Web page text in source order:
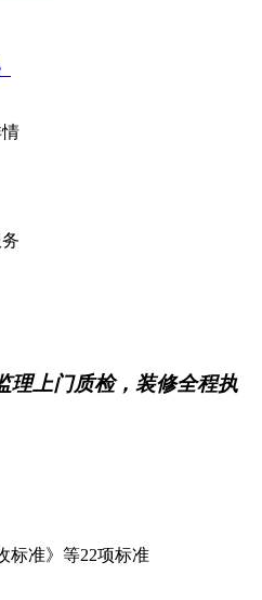
理上门质检，装修全程执
标准》等22项标准